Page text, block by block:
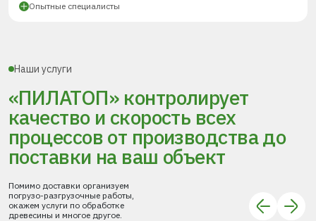
Опытные специалисты
Наши услуги
«ПИЛАТОП» контролирует
качество и скорость всех
процессовот производства до
поставки на ваш объект
Помимо доставки организуем
погрузо-разгрузочные работы,
окажем услуги по обработке
древесины и многое другое.